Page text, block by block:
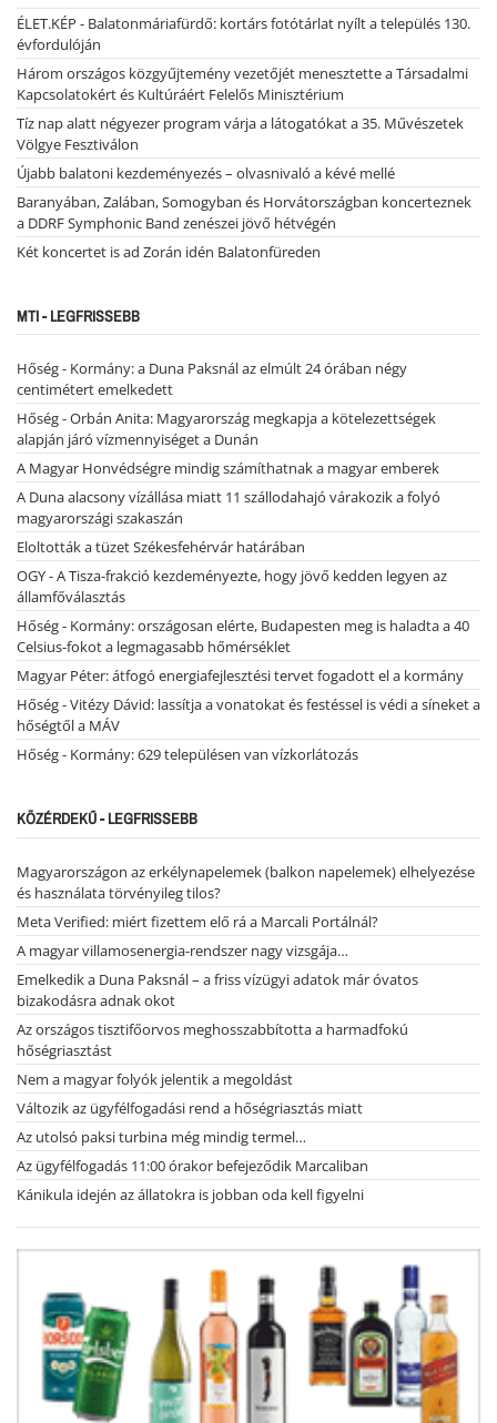
ÉLET.KÉP - Balatonmáriafürdő: kortárs fotótárlat nyílt a település 130.
évfordulóján
Három országos közgyűjtemény vezetőjét menesztette a Társadalmi
Kapcsolatokért és Kultúráért Felelős Minisztérium
Tíz nap alatt négyezer program várja a látogatókat a 35. Művészetek
Völgye Fesztiválon
Újabb balatoni kezdeményezés – olvasnivaló a kévé mellé
Baranyában, Zalában, Somogyban és Horvátországban koncerteznek
a DDRF Symphonic Band zenészei jövő hétvégén
Két koncertet is ad Zorán idén Balatonfüreden
MTI - LEGFRISSEBB
Hőség - Kormány: a Duna Paksnál az elmúlt 24 órában négy
centimétert emelkedett
Hőség - Orbán Anita: Magyarország megkapja a kötelezettségek
alapján járó vízmennyiséget a Dunán
A Magyar Honvédségre mindig számíthatnak a magyar emberek
A Duna alacsony vízállása miatt 11 szállodahajó várakozik a folyó
magyarországi szakaszán
Eloltották a tüzet Székesfehérvár határában
OGY - A Tisza-frakció kezdeményezte, hogy jövő kedden legyen az
államfőválasztás
Hőség - Kormány: országosan elérte, Budapesten meg is haladta a 40
Celsius-fokot a legmagasabb hőmérséklet
Magyar Péter: átfogó energiafejlesztési tervet fogadott el a kormány
Hőség - Vitézy Dávid: lassítja a vonatokat és festéssel is védi a síneket a
hőségtől a MÁV
Hőség - Kormány: 629 településen van vízkorlátozás
KÖZÉRDEKŰ - LEGFRISSEBB
Magyarországon az erkélynapelemek (balkon napelemek) elhelyezése
és használata törvényileg tilos?
Meta Verified: miért fizettem elő rá a Marcali Portálnál?
A magyar villamosenergia-rendszer nagy vizsgája…
Emelkedik a Duna Paksnál – a friss vízügyi adatok már óvatos
bizakodásra adnak okot
Az országos tisztifőorvos meghosszabbította a harmadfokú
hőségriasztást
Nem a magyar folyók jelentik a megoldást
Változik az ügyfélfogadási rend a hőségriasztás miatt
Az utolsó paksi turbina még mindig termel…
Az ügyfélfogadás 11:00 órakor befejeződik Marcaliban
Kánikula idején az állatokra is jobban oda kell figyelni